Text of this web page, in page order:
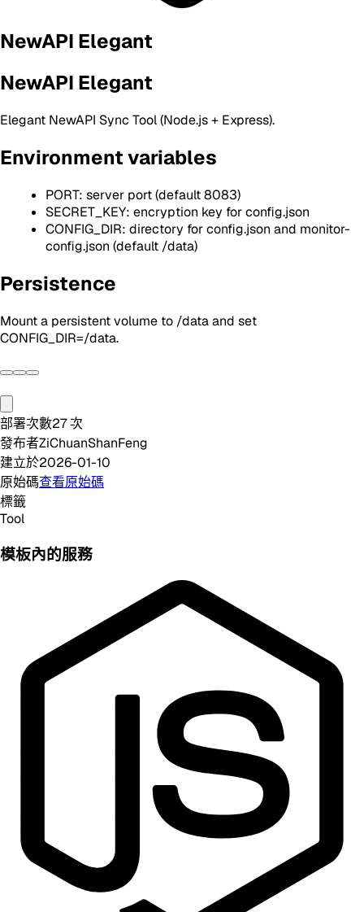
NewAPI Elegant
NewAPI Elegant
Elegant NewAPI Sync Tool (Node.js + Express).
Environment variables
PORT: server port (default 8083)
SECRET_KEY: encryption key for config.json
CONFIG_DIR: directory for config.json and monitor-
config.json (default /data)
Persistence
Mount a persistent volume to /data and set
CONFIG_DIR=/data.
部署次數27次
發布者ZiChuanShanFeng
建立於2026-01-10
原始碼查看原始碼
標籤
Tool
模板內的服務